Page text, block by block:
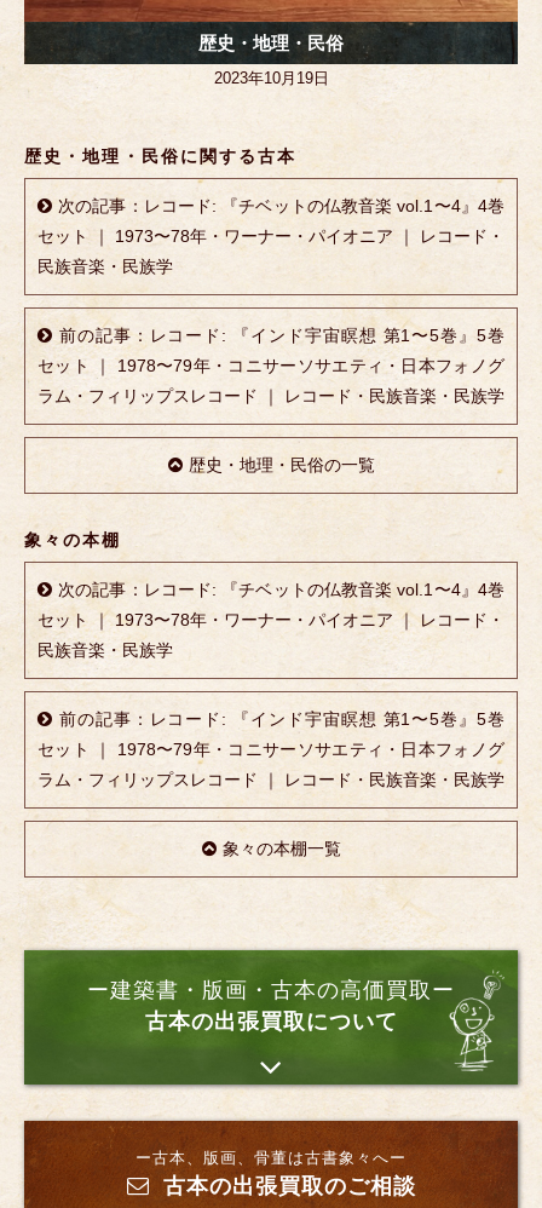
歴史・地理・民俗
2023年10月19日
歴史・地理・民俗に関する古本
次の記事：レコード: 『チベットの仏教音楽 vol.1〜4』4巻
セット ｜ 1973〜78年・ワーナー・パイオニア ｜ レコード・
民族音楽・民族学
前の記事：レコード: 『インド宇宙瞑想 第1〜5巻』5巻
セット ｜ 1978〜79年・コニサーソサエティ・日本フォノグ
ラム・フィリップスレコード ｜ レコード・民族音楽・民族学
歴史・地理・民俗の一覧
象々の本棚
次の記事：レコード: 『チベットの仏教音楽 vol.1〜4』4巻
セット ｜ 1973〜78年・ワーナー・パイオニア ｜ レコード・
民族音楽・民族学
前の記事：レコード: 『インド宇宙瞑想 第1〜5巻』5巻
セット ｜ 1978〜79年・コニサーソサエティ・日本フォノグ
ラム・フィリップスレコード ｜ レコード・民族音楽・民族学
象々の本棚一覧
ー建築書・版画・古本の高価買取ー
古本の出張買取について
ー古本、版画、骨董は古書象々へー
古本の出張買取のご相談